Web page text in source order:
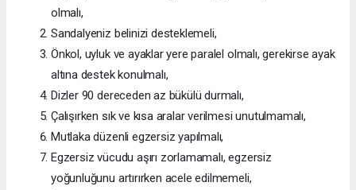
olmalı,
Sandalyeniz belinizi desteklemeli,
Önkol, uyluk ve ayaklar yere paralel olmalı, gerekirse ayak
altına destek konulmalı,
Dizler 90 dereceden az bükülü durmalı,
Çalışırken sık ve kısa aralar verilmesi unutulmamalı,
Mutlaka düzenli egzersiz yapılmalı,
Egzersiz vücudu aşırı zorlamamalı, egzersiz
yoğunluğunu artırırken acele edilmemeli,